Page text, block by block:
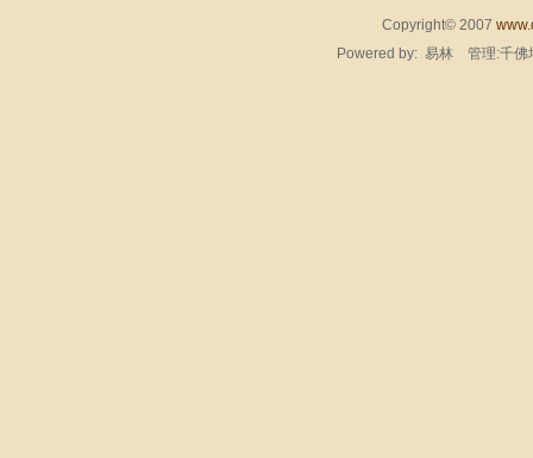
Copyright© 2007
Powered by: 易林 管理:千佛